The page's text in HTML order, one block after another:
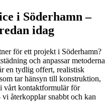
i Söderhamn –
idag
för ett projekt i Söderhamn?
och anpassar metoderna
en tydlig offert, realistisk
tar hänsyn till konstruktion,
vårt kontaktformulär för
återkopplar snabbt och kan